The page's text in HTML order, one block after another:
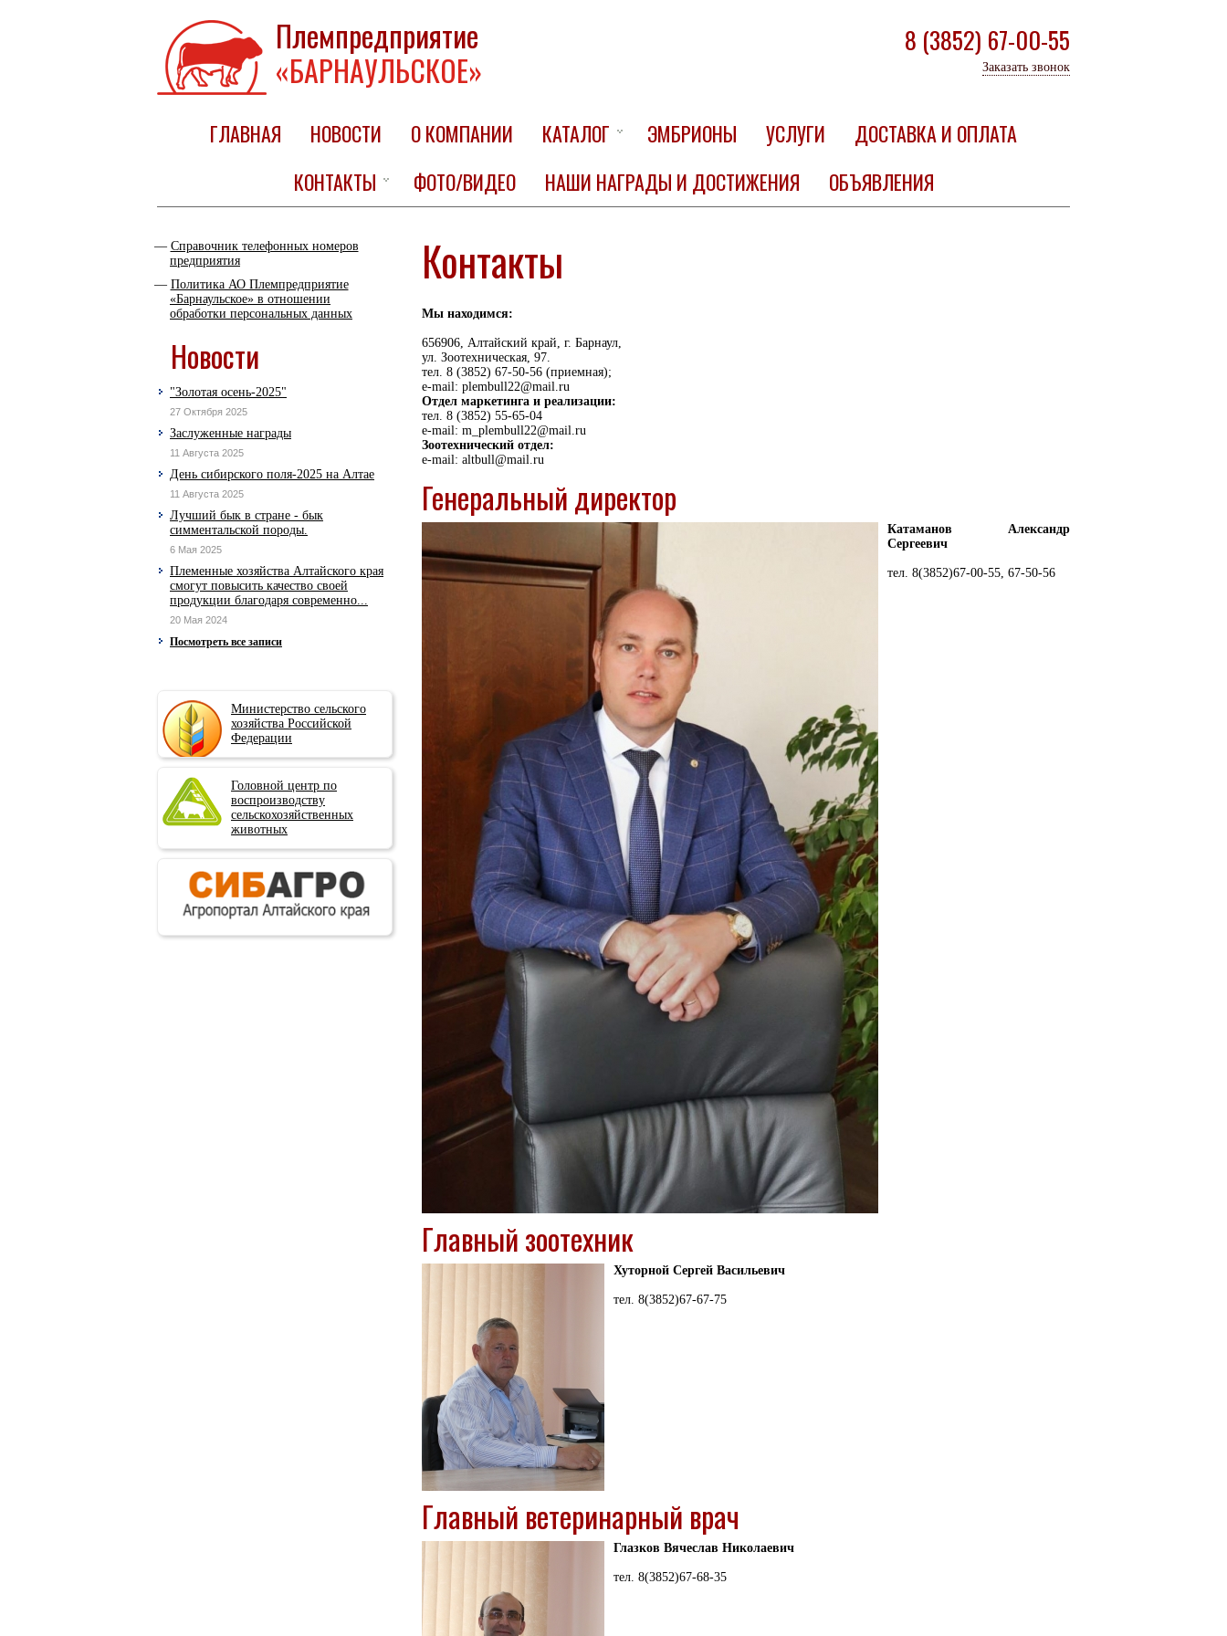
Племпредприятие
«БАРНАУЛЬСКОЕ»
8 (3852) 67-00-55
Заказать звонок
ГЛАВНАЯ НОВОСТИ О КОМПАНИИ КАТАЛОГ ЭМБРИОНЫ УСЛУГИ
ДОСТАВКА И ОПЛАТА
КОНТАКТЫ
ФОТО/ВИДЕО НАШИ НАГРАДЫ И ДОСТИЖЕНИЯ ОБЪЯВЛЕНИЯ
Справочник телефонных номеров
предприятия
Политика АО Племпредприятие
«Барнаульское» в отношении
обработки персональных данных
Новости
"Золотая осень-2025"
27 Октября 2025
Заслуженные награды
11 Августа 2025
День сибирского поля-2025 на Алтае
11 Августа 2025
Лучший бык в стране - бык
симментальской породы.
6 Мая 2025
Племенные хозяйства Алтайского края
смогут повысить качество своей
продукции благодаря современно...
20 Мая 2024
Посмотреть все записи
Министерство сельского
хозяйства Российской
Федерации
Головной центр по
воспроизводству
сельскохозяйственных
животных
Контакты
Мы находимся:
656906, Алтайский край, г. Барнаул,
ул. Зоотехническая, 97.
тел. 8 (3852) 67-50-56 (приемная);
e-mail: plembull22@mail.ru
Отдел маркетинга и реализации:
тел. 8 (3852) 55-65-04
e-mail: m_plembull22@mail.ru
Зоотехнический отдел:
e-mail: altbull@mail.ru
Генеральный директор
Катаманов Александр
Сергеевич
тел. 8(3852)67-00-55, 67-50-56
Главный зоотехник
Хуторной Сергей Васильевич
тел. 8(3852)67-67-75
Главный ветеринарный врач
Глазков Вячеслав Николаевич
тел. 8(3852)67-68-35